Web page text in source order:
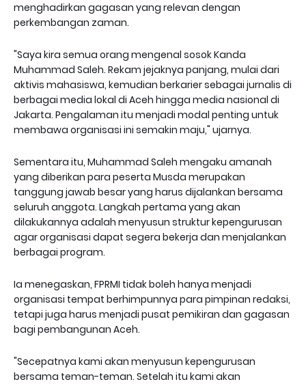
menghadirkan gagasan yang relevan dengan
perkembangan zaman.
"Saya kira semua orang mengenal sosok Kanda
Muhammad Saleh. Rekam jejaknya panjang, mulai dari
aktivis mahasiswa, kemudian berkarier sebagai jurnalis di
berbagai media lokal di Aceh hingga media nasional di
Jakarta. Pengalaman itu menjadi modal penting untuk
membawa organisasi ini semakin maju," ujarnya.
Sementara itu, Muhammad Saleh mengaku amanah
yang diberikan para peserta Musda merupakan
tanggung jawab besar yang harus dijalankan bersama
seluruh anggota. Langkah pertama yang akan
dilakukannya adalah menyusun struktur kepengurusan
agar organisasi dapat segera bekerja dan menjalankan
berbagai program.
Ia menegaskan, FPRMI tidak boleh hanya menjadi
organisasi tempat berhimpunnya para pimpinan redaksi,
tetapi juga harus menjadi pusat pemikiran dan gagasan
bagi pembangunan Aceh.
"Secepatnya kami akan menyusun kepengurusan
bersama teman-teman. Setelah itu kami akan